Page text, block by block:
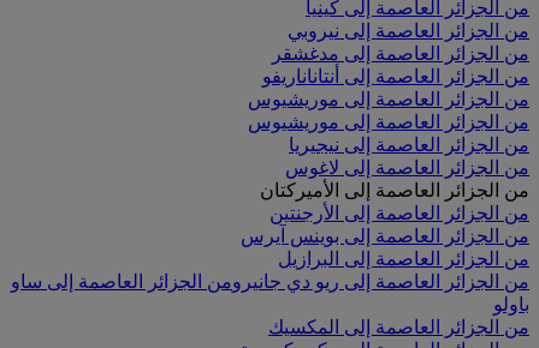
من الجزائر العاصمة إلى كينيا
من الجزائر العاصمة إلى نيروبي
من الجزائر العاصمة إلى مدغشقر
من الجزائر العاصمة إلى أنتاناناريفو
من الجزائر العاصمة إلى موريشيوس
من الجزائر العاصمة إلى موريشيوس
من الجزائر العاصمة إلى نيجيريا
من الجزائر العاصمة إلى لاغوس
من الجزائر العاصمة إلى الأميركتان
من الجزائر العاصمة إلى الأرجنتين
من الجزائر العاصمة إلى بوينس آيرس
من الجزائر العاصمة إلى البرازيل
من الجزائر العاصمة إلى ريو دي جانيرومن الجزائر العاصمة إلى ساو
باولو
من الجزائر العاصمة إلى المكسيك